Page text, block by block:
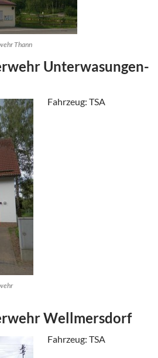
Thann
Unterwasungen-
Fahrzeug: TSA
Wellmersdorf
Fahrzeug: TSA